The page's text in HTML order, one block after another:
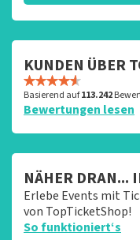
KUNDEN ÜBER
Basierend auf113.242
Bewertungen lesen
NÄHER DRAN...
Erlebe Events mit
von TopTicketShop!
So funktioniert‘s